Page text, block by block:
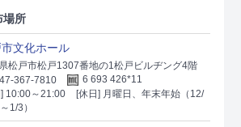
場所
文化ホール
松戸市松戸1307番地の1松戸ビルヂング4階
367-7810
6 693 426*11
10:00～21:00
[休日] 月曜日、年末年始（12/
1/3）